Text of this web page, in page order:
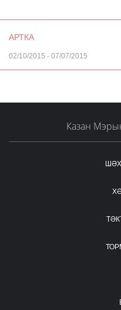
АРТКА
02/10/2015 - 07/07/2015
Казан